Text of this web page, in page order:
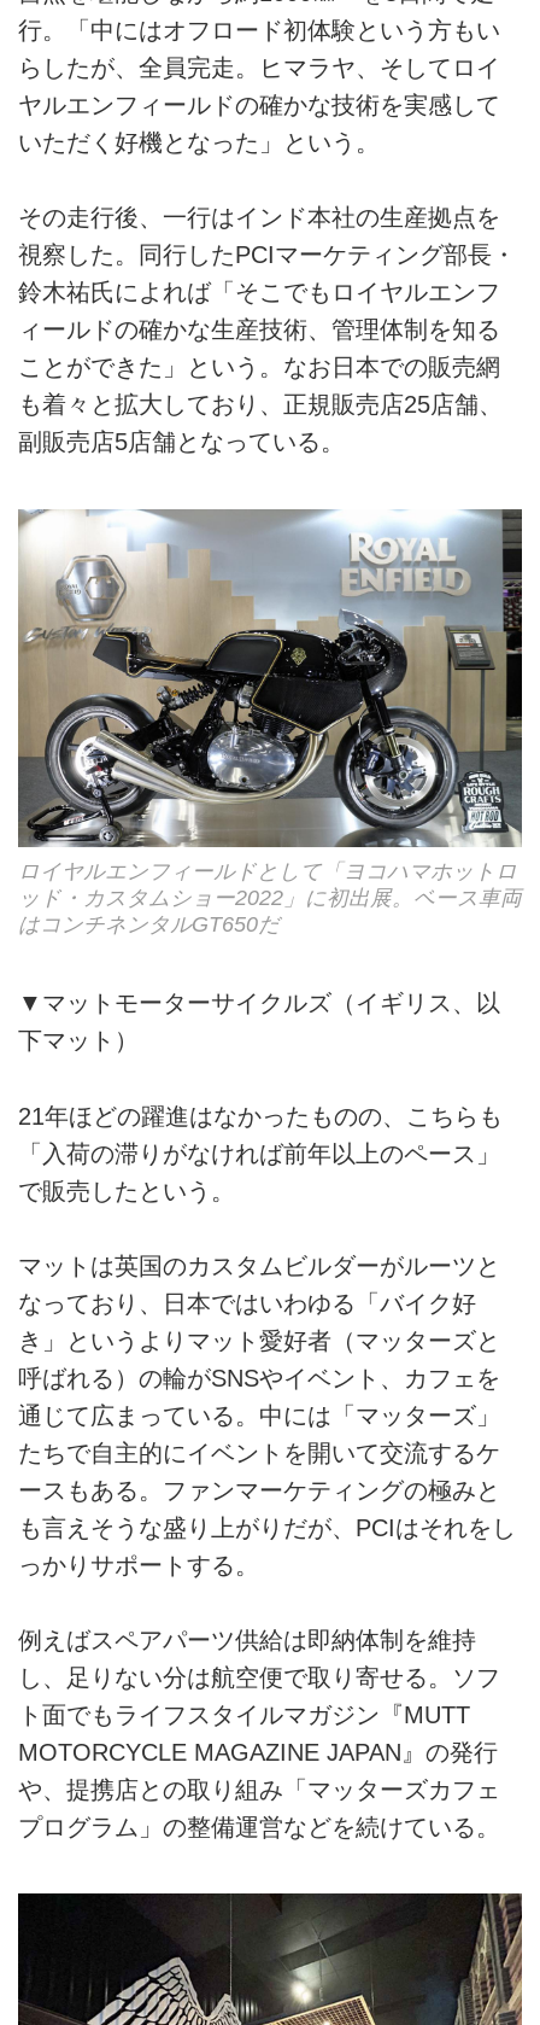
行。「中にはオフロード初体験という方もい
らしたが、全員完走。ヒマラヤ、そしてロイ
ヤルエンフィールドの確かな技術を実感して
いただく好機となった」という。
その走行後、一行はインド本社の生産拠点を
視察した。同行したPCIマーケティング部長・
鈴木祐氏によれば「そこでもロイヤルエンフ
ィールドの確かな生産技術、管理体制を知る
ことができた」という。なお日本での販売網
も着々と拡大しており、正規販売店25店舗、
副販売店5店舗となっている。
ロイヤルエンフィールドとして「ヨコハマホットロ
ッド・カスタムショー2022」に初出展。ベース車両
はコンチネンタルGT650だ
▼マットモーターサイクルズ（イギリス、以
下マット）
21年ほどの躍進はなかったものの、こちらも
「入荷の滞りがなければ前年以上のペース」
で販売したという。
マットは英国のカスタムビルダーがルーツと
なっており、日本ではいわゆる「バイク好
き」というよりマット愛好者（マッターズと
呼ばれる）の輪がSNSやイベント、カフェを
通じて広まっている。中には「マッターズ」
たちで自主的にイベントを開いて交流するケ
ースもある。ファンマーケティングの極みと
も言えそうな盛り上がりだが、PCIはそれをし
っかりサポートする。
例えばスペアパーツ供給は即納体制を維持
し、足りない分は航空便で取り寄せる。ソフ
ト面でもライフスタイルマガジン『MUTT
MOTORCYCLE MAGAZINE JAPAN』の発行
や、提携店との取り組み「マッターズカフェ
プログラム」の整備運営などを続けている。